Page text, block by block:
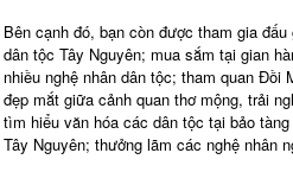
Bên cạnh đó, bạn còn được tham gia
dân tộc Tây Nguyên; mua sắm tại gian
nhiều nghệ nhân dân tộc; tham quan Đồi
đẹp mắt giữa cảnh quan thơ mộng, trải
tìm hiểu văn hóa các dân tộc tại bảo
Tây Nguyên; thưởng lãm các nghệ nhân